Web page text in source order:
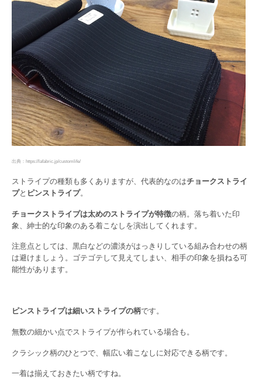
出典：https://lafabric.jp/customlife/
ストライプの種類も多くありますが、代表的なのはチョークストライ
プと ピンストライプ。
チョークストライプは太めのストライプが特徴の柄。落ち着いた印
象、紳士的な印象のある着こなしを演出してくれます。
注意点としては、黒白などの濃淡がはっきりしている組み合わせの柄
は避けましょう。ゴテゴテして見えてしまい、相手の印象を損ねる可
能性があります。
ピンストライプは細いストライプの柄です。
無数の細かい点でストライプが作られている場合も。
クラシック柄のひとつで、幅広い着こなしに対応できる柄です。
一着は揃えておきたい柄ですね。